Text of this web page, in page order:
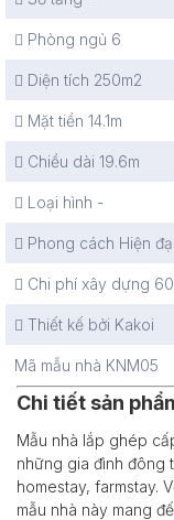
Phòng ngủ 6
Diện tích 250m2
Mặt tiền 14.1m
Chiều dài 19.6m
Loại hình -
Phong cách Hiện đại
Chi phí xây dựng
Thiết kế bởi Kakoi
Mã mẫu nhà KNM05
Chi tiết sản
Mẫu nhà lắp ghép
những gia đình đông
homestay, farmstay.
mẫu nhà này mang